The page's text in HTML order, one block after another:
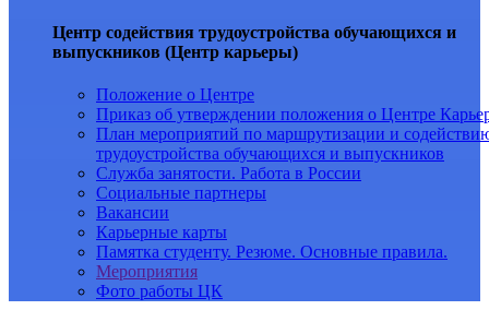
Центр содействия трудоустройства обучающихся и
выпускников (Центр карьеры)
Положение о Центре
Приказ об утверждении положения о Центре
План мероприятий по маршрутизации и
трудоустройства обучающихся и выпускников
Служба занятости. Работа в России
Социальные партнеры
Вакансии
Карьерные карты
Памятка студенту. Резюме. Основные правила.
Мероприятия
Фото работы ЦК